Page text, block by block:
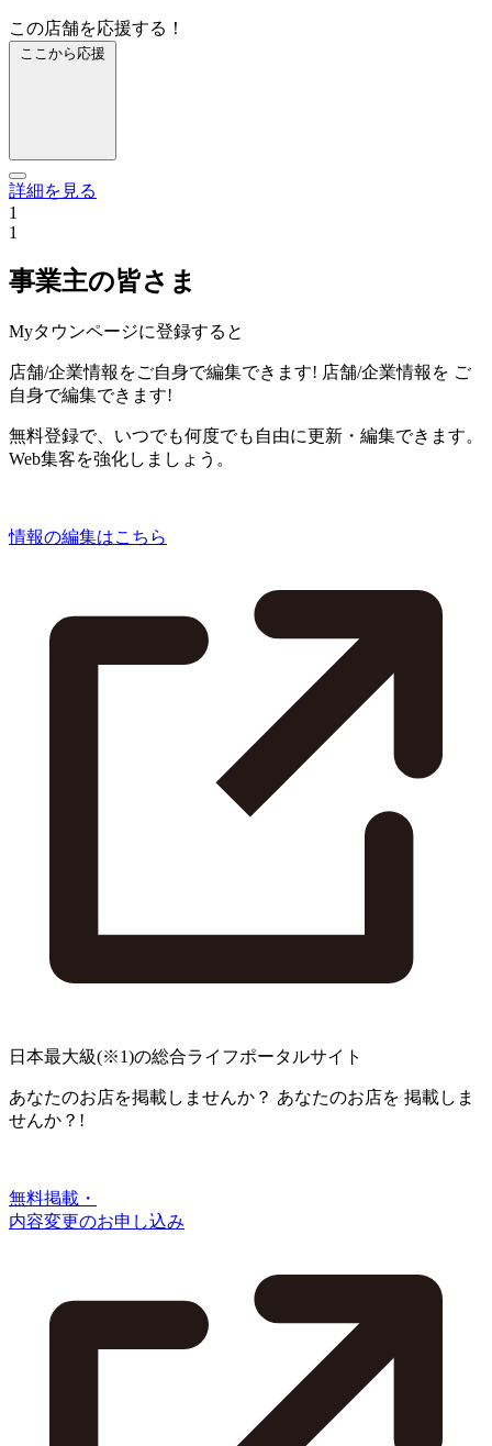
この店舗を応援する！
ここから応援
詳細を見る
1
1
事業主の皆さま
Myタウンページに登録すると
店舗/企業情報をご自身で編集できます! 店舗/企業情報を ご
自身で編集できます!
無料登録で、いつでも何度でも自由に更新・編集できます。
Web集客を強化しましょう。
情報の編集はこちら
日本最大級(※1)の総合ライフポータルサイト
あなたのお店を掲載しませんか？ あなたのお店を 掲載しま
せんか？!
無料掲載・
内容変更のお申し込み